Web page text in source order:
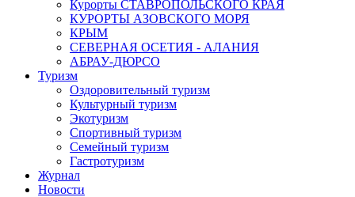
Курорты СТАВРОПОЛЬСКОГО КРАЯ
КУРОРТЫ АЗОВСКОГО МОРЯ
КРЫМ
СЕВЕРНАЯ ОСЕТИЯ - АЛАНИЯ
АБРАУ-ДЮРСО
Туризм
Оздоровительный туризм
Культурный туризм
Экотуризм
Спортивный туризм
Семейный туризм
Гастротуризм
Журнал
Новости